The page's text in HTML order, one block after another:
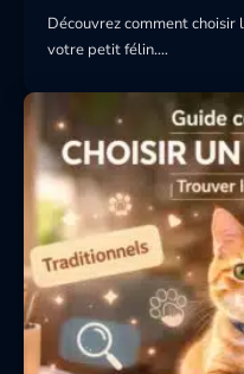
Découvrez comment
votre petit félin.…